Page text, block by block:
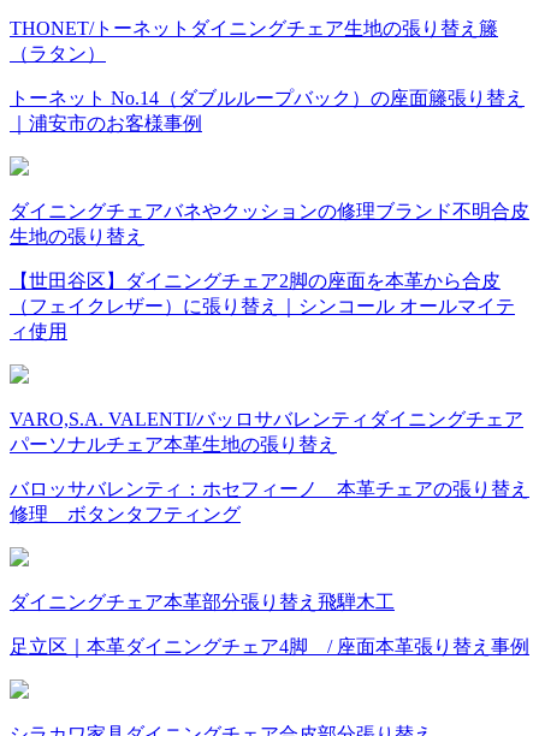
THONET/トーネット ダイニングチェア生地の張り替え 籐
（ラタン）
トーネット No.14（ダブルループバック）の座面籐張り替え
｜浦安市のお客様事例
ダイニングチェアバネやクッションの修理ブランド不明合皮
生地の張り替え
【世田谷区】ダイニングチェア2脚の座面を本革から合皮
（フェイクレザー）に張り替え｜シンコール オールマイテ
ィ使用
VARO,S.A. VALENTI/バッロサバレンティ ダイニングチェア
パーソナルチェア本革生地の張り替え
バロッサバレンティ：ホセフィーノ 本革チェアの張り替え
修理 ボタンタフティング
ダイニングチェア本革部分張り替え 飛騨木工
足立区｜本革ダイニングチェア4脚 / 座面本革張り替え事例